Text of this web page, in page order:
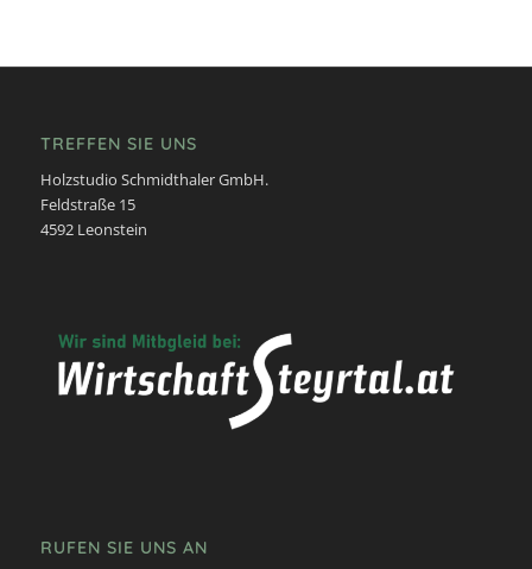
TREFFEN SIE UNS
Holzstudio Schmidthaler GmbH.
Feldstraße 15
4592 Leonstein
RUFEN SIE UNS AN